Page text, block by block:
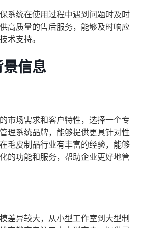
系统在使用过程中遇到问题时及时
高质量的售后服务，能够及时响应
术支持。
信息
市场需求和客户特性，选择一个专
理系统品牌，能够提供更具针对性
毛皮制品行业有丰富的经验，能够
的功能和服务，帮助企业更好地管
差异较大，从小型工作室到大型制